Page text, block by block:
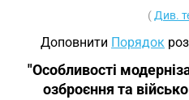
( Див.
Доповнити Порядок
"Особливості
озброєння та